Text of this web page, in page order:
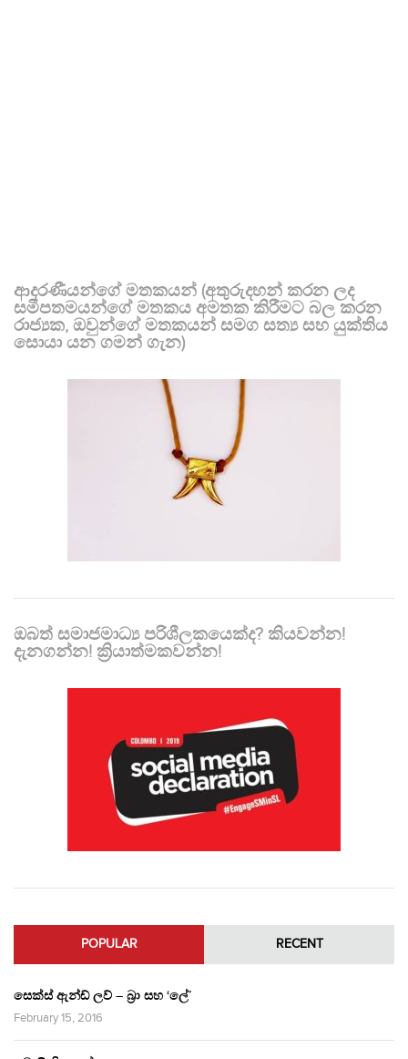
ආදරණීයන්ගේ මතකයන් (අතුරුදහන් කරන ලද
සමීපතමයන්ගේ මතකය අමතක කිරීමට බල කරන
රාජ්‍යක, ඔවුන්ගේ මතකයන් සමග සත්‍ය සහ යුක්තිය
සොයා යන ගමන් ගැන)
ඔබත් සමාජමාධ්‍ය පරිශීලකයෙක්ද? කියවන්න!
දැනගන්න! ක්‍රියාත්මකවන්න!
POPULAR RECENT
සෙක්ස් ඇන්ඩ් ලව් – බ්‍රා සහ ‘ලේ’
February 15, 2016